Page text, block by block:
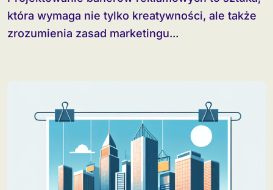
która wymaga nie tylko kreatywności, ale także
zrozumienia zasad marketingu...